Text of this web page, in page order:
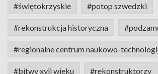
#świętokrzyskie #potop szwedzki
#rekonstrukcja historyczna
#regionalne centrum naukowo-
#bitwy xvii wieku #rekonstruktorzy